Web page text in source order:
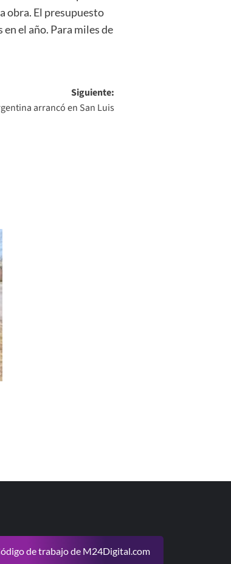
obra. El presupuesto
el año. Para miles de
Siguiente:
arrancó en San Luis
de trabajo de M24Digital.com